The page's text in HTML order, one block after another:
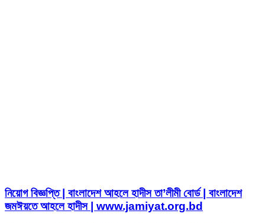
নিয়োগ বিজ্ঞপ্তি | বাংলাদেশ আহলে হাদীস তা’লীমী বোর্ড | বাংলাদেশ
জমঈয়তে আহলে হাদীস | www.jamiyat.org.bd